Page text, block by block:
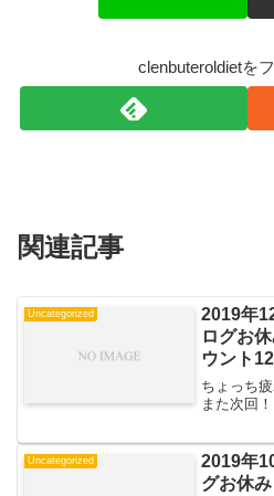
clenbuteroldietを
関連記事
Uncategorized
2019年
ログお
ウント12
ちょっち
また次回！
Uncategorized
2019年
グお休